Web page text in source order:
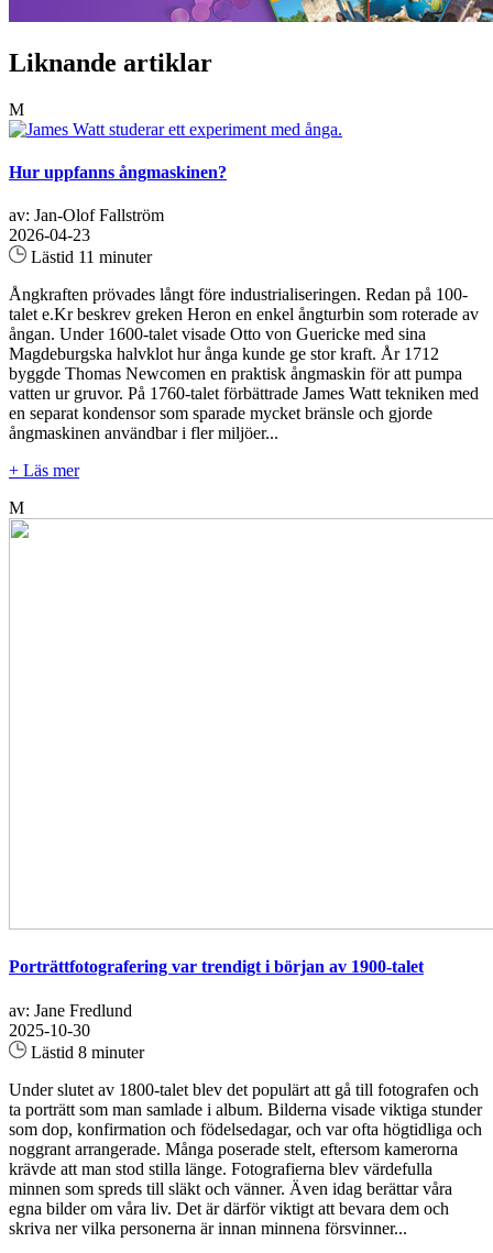
Liknande artiklar
M
Hur uppfanns ångmaskinen?
av: Jan-Olof Fallström
2026-04-23
Lästid 11 minuter
Ångkraften prövades långt före industrialiseringen. Redan på 100-
talet e.Kr beskrev greken Heron en enkel ångturbin som roterade av
ångan. Under 1600-talet visade Otto von Guericke med sina
Magdeburgska halvklot hur ånga kunde ge stor kraft. År 1712
byggde Thomas Newcomen en praktisk ångmaskin för att pumpa
vatten ur gruvor. På 1760-talet förbättrade James Watt tekniken med
en separat kondensor som sparade mycket bränsle och gjorde
ångmaskinen användbar i fler miljöer...
+ Läs mer
M
Porträttfotografering var trendigt i början av 1900-talet
av: Jane Fredlund
2025-10-30
Lästid 8 minuter
Under slutet av 1800-talet blev det populärt att gå till fotografen och
ta porträtt som man samlade i album. Bilderna visade viktiga stunder
som dop, konfirmation och födelsedagar, och var ofta högtidliga och
noggrant arrangerade. Många poserade stelt, eftersom kamerorna
krävde att man stod stilla länge. Fotografierna blev värdefulla
minnen som spreds till släkt och vänner. Även idag berättar våra
egna bilder om våra liv. Det är därför viktigt att bevara dem och
skriva ner vilka personerna är innan minnena försvinner...